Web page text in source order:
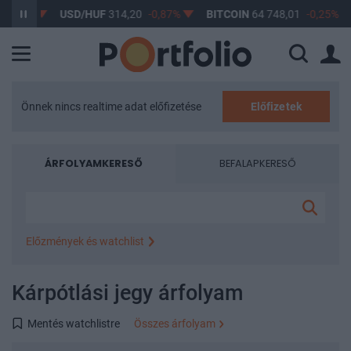
USD/HUF314,20 -0,87% BITCOIN64 748,01 -0,25% BUX
Önnek nincs realtime adat előfizetése Előfizetek
ÁRFOLYAMKERESŐ BEFALAPKERESŐ
Előzmények és watchlist
KARPOT
Népszerű árfolyamok
Kárpótlási jegy árfolyam
Mentés watchlistre Összes árfolyam